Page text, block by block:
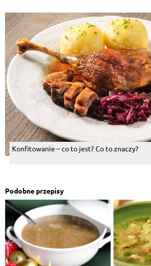
Konfitowanie – co to jest? Co to znaczy?
Podobne przepisy